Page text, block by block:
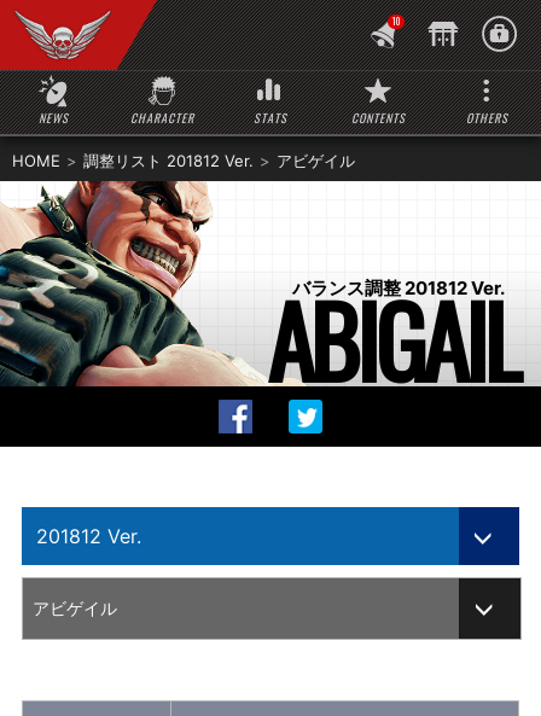
NEWS CHARACTER STATS CONTENTS OTHERS
10
HOME 調整リスト 201812 Ver. アビゲイル
バランス調整 201812 Ver.
ABIGAIL
201812 Ver.
201804 Ver.
アビゲイル